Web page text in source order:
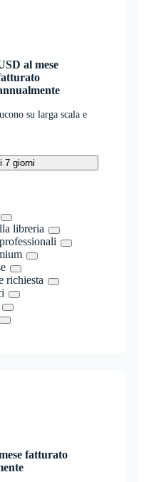
al mese
su larga scala e
7 giorni
libreria
richiesta
fatturato